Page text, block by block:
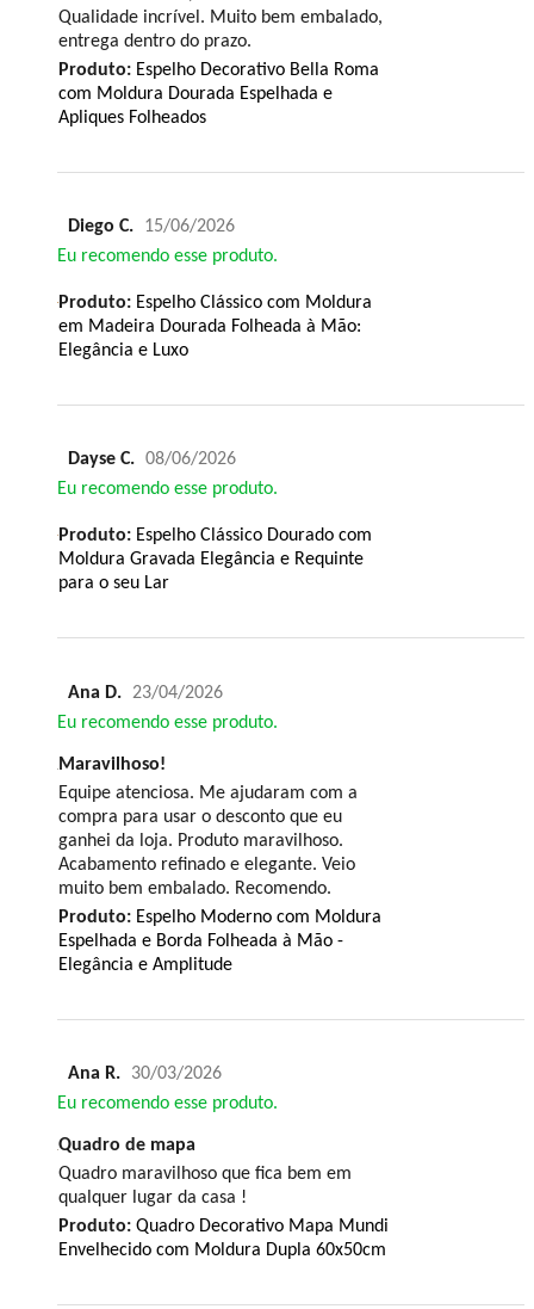
Qualidade incrível. Muito bem embalado,
entrega dentro do prazo.
Produto: Espelho Decorativo Bella Roma
com Moldura Dourada Espelhada e
Apliques Folheados
Diego C.
15/06/2026
Eu recomendo esse produto.
Produto: Espelho Clássico com Moldura
em Madeira Dourada Folheada à Mão:
Elegância e Luxo
Dayse C. 08/06/2026
Eu recomendo esse produto.
Produto: Espelho Clássico Dourado com
Moldura Gravada Elegância e Requinte
para o seu Lar
Ana D. 23/04/2026
Eu recomendo esse produto.
Maravilhoso!
Equipe atenciosa. Me ajudaram com a
compra para usar o desconto que eu
ganhei da loja. Produto maravilhoso.
Acabamento refinado e elegante. Veio
muito bem embalado. Recomendo.
Produto: Espelho Moderno com Moldura
Espelhada e Borda Folheada à Mão -
Elegância e Amplitude
Ana R.
30/03/2026
Eu recomendo esse produto.
Quadro de mapa
Quadro maravilhoso que fica bem em
qualquer lugar da casa !
Produto: Quadro Decorativo Mapa Mundi
Envelhecido com Moldura Dupla 60x50cm